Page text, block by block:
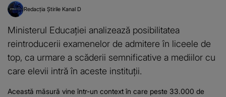
Redacția Știrile Kanal D
Ministerul Educației analizează posibilitatea
reintroducerii examenelor de admitere în liceele de
top, ca urmare a scăderii semnificative a mediilor cu
care elevii intră în aceste instituții.
Această măsură vine într-un context în care peste 33.000 de